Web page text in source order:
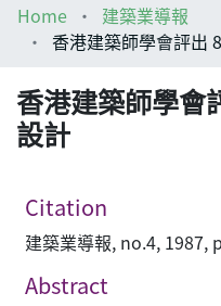
Help
Home
建築業導報
香港建築師學會評出
香港建築師學會
設計
Citation
建築業導報, no.4, 1987,
Abstract